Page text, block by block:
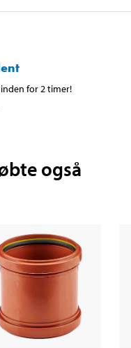
for 2 timer!
også